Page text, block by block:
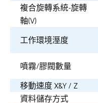
複合旋轉系統-旋轉
軸(V)
工作環境溼度
噴霧/膠閥數量
移動速度 X&Y / Z
資料儲存方式